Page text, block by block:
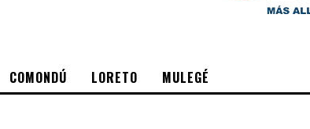
COMONDÚ LORETO MULEGÉ